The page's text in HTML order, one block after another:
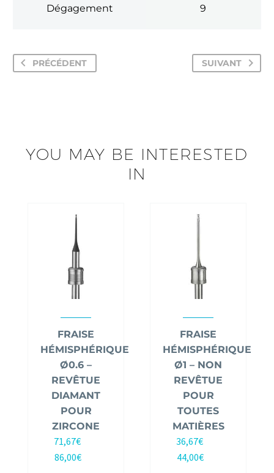
Dégagement 9
PRÉCÉDENT SUIVANT
YOU MAY BE INTERESTED
IN
FRAISE
HÉMISPHÉRIQUE
Ø0.6 –
REVÊTUE
DIAMANT
POUR
ZIRCONE
71,67€
86,00€
FRAISE
HÉMISPHÉRIQUE
Ø1 – NON
REVÊTUE
POUR
TOUTES
MATIÈRES
36,67€
44,00€